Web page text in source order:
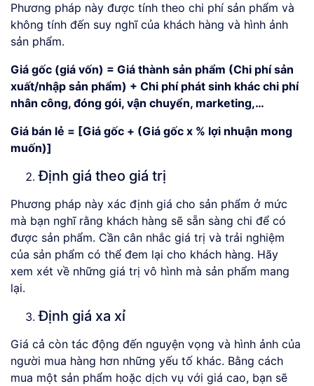
Phương pháp này được tính theo chi phí sản phẩm và
không tính đến suy nghĩ của khách hàng và hình ảnh
sản phẩm.
Giá gốc (giá vốn) = Giá thành sản phẩm (Chi phí sản
xuất/nhập sản phẩm) + Chi phí phát sinh khác chi phí
nhân công, đóng gói, vận chuyển, marketing,…
Giá bán lẻ = [Giá gốc + (Giá gốc x % lợi nhuận mong
muốn)]
Định giá theo giá trị
Phương pháp này xác định giá cho sản phẩm ở mức
mà bạn nghĩ rằng khách hàng sẽ sẵn sàng chi để có
được sản phẩm. Cần cân nhắc giá trị và trải nghiệm
của sản phẩm có thể đem lại cho khách hàng. Hãy
xem xét về những giá trị vô hình mà sản phẩm mang
lại.
Định giá xa xỉ
Giá cả còn tác động đến nguyện vọng và hình ảnh của
người mua hàng hơn những yếu tố khác. Bằng cách
mua một sản phẩm hoặc dịch vụ với giá cao, bạn sẽ